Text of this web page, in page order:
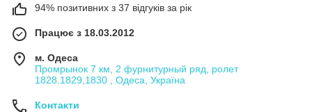
94% позитивних з 37 відгуків за рік
Працює з 18.03.2012
м. Одеса
Промрынок 7 км, 2 фурнитурный ряд, ролет
1828.1829,1830 , Одеса, Україна
Контакти